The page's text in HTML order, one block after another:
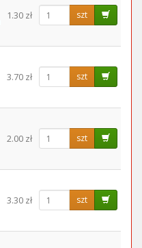
1.30 zł szt
3.70 zł szt
2.00 zł szt
3.30 zł szt